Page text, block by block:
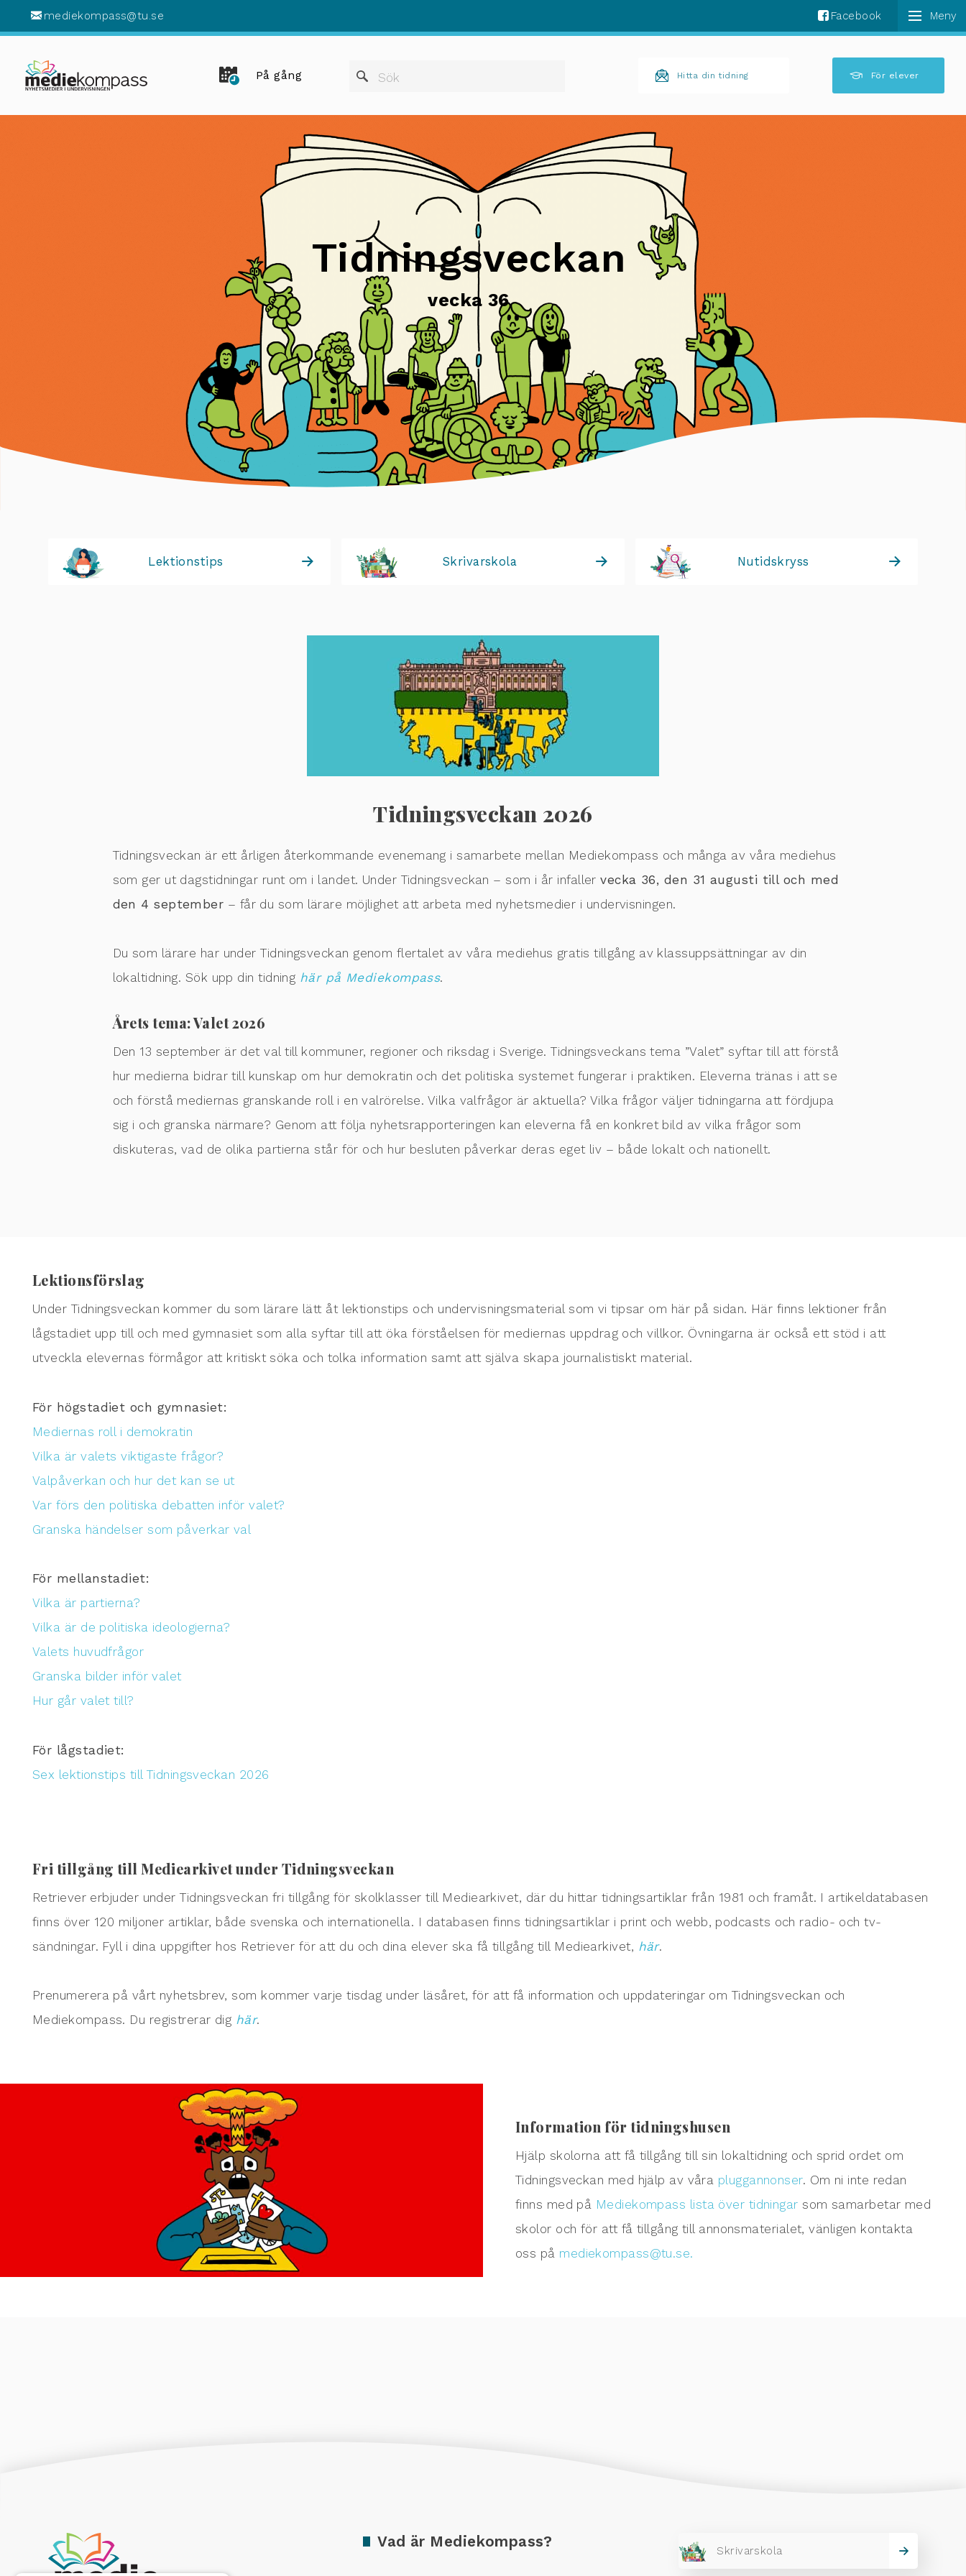
mediekompass@tu.se Facebook
På gång Sök
När automatisk komplettering av resultat är tillgängliga
Hitta din tidning För elever
Tidningsveckan
vecka 36
Lektionstips Skrivarskola Nutidskryss
Tidningsveckan 2026
Tidningsveckan är ett årligen återkommande evenemang i samarbete mellan Mediekompass och många av våra mediehus
som ger ut dagstidningar runt om i landet. Under Tidningsveckan – som i år infallervecka 36, den 31 augusti till och med
den 4 september – får du som lärare möjlighet att arbeta med nyhetsmedier i undervisningen.
Du som lärare har under Tidningsveckan genom flertalet av våra mediehus gratis tillgång av klassuppsättningar av din
lokaltidning. Sök upp din tidning här på Mediekompass.
Årets tema: Valet 2026
Den 13 september är det val till kommuner, regioner och riksdag i Sverige. Tidningsveckans tema ”Valet” syftar till att förstå
hur medierna bidrar till kunskap om hur demokratin och det politiska systemet fungerar i praktiken. Eleverna tränas i att se
och förstå mediernas granskande roll i en valrörelse. Vilka valfrågor är aktuella? Vilka frågor väljer tidningarna att fördjupa
sig i och granska närmare? Genom att följa nyhetsrapporteringen kan eleverna få en konkret bild av vilka frågor som
diskuteras, vad de olika partierna står för och hur besluten påverkar deras eget liv – både lokalt och nationellt.
Lektionsförslag
Under Tidningsveckan kommer du som lärare lätt åt lektionstips och undervisningsmaterial som vi tipsar om här på sidan. Här finns lektioner från
lågstadiet upp till och med gymnasiet som alla syftar till att öka förståelsen för mediernas uppdrag och villkor. Övningarna är också ett stöd i att
utveckla elevernas förmågor att kritiskt söka och tolka information samt att själva skapa journalistiskt material.
För högstadiet och gymnasiet:
Mediernas roll i demokratin
Vilka är valets viktigaste frågor?
Valpåverkan och hur det kan se ut
Var förs den politiska debatten inför valet?
Granska händelser som påverkar val
För mellanstadiet:
Vilka är partierna?
Vilka är de politiska ideologierna?
Valets huvudfrågor
Granska bilder inför valet
Hur går valet till?
För lågstadiet:
Sex lektionstips till Tidningsveckan 2026
Fri tillgång till Mediearkivet under Tidningsveckan
Retriever erbjuder under Tidningsveckan fri tillgång för skolklasser till Mediearkivet, där du hittar tidningsartiklar från 1981 och framåt. I artikeldatabasen
finns över 120 miljoner artiklar, både svenska och internationella. I databasen finns tidningsartiklar i print och webb, podcasts och radio- och tv-
sändningar. Fyll i dina uppgifter hos Retriever för att du och dina elever ska få tillgång till Mediearkivet, här.
Prenumerera på vårt nyhetsbrev, som kommer varje tisdag under läsåret, för att få information och uppdateringar om Tidningsveckan och
Mediekompass. Du registrerar dig här.
Information för tidningshusen
Hjälp skolorna att få tillgång till sin lokaltidning och sprid ordet om
Tidningsveckan med hjälp av våra pluggannonser. Om ni inte redan
finns med på Mediekompass lista över tidningar som samarbetar med
skolor och för att få tillgång till annonsmaterialet, vänligen kontakta
oss på mediekompass@tu.se.
Vad är Mediekompass?
Skrivarskola